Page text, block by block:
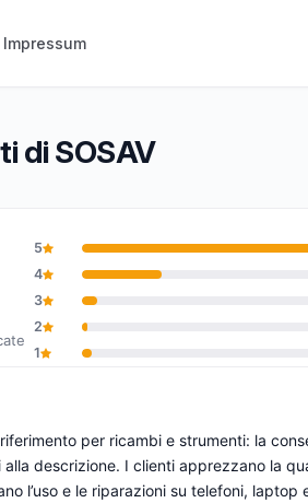
Impressum
di SOSAV
9,3 su 10
5
4
3
2
1
per ricambi e strumenti: la
descrizione. I clienti apprezzano la
l’uso e le riparazioni su telefoni, laptop